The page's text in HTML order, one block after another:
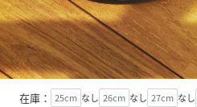
在庫： 25cm なし 26cm なし 27cm なし